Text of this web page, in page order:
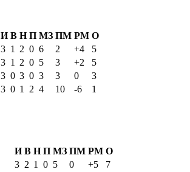
И В Н П МЗ ПМ РМ О
3 1 2 0 6 2 +4
5
3 1 2 0 5 3 +2
5
3 0 3 0 3 3 0
3
3 0 1 2 4 10 -6
1
И В Н П МЗ ПМ РМ О
3 2 1 0 5 0 +5
7